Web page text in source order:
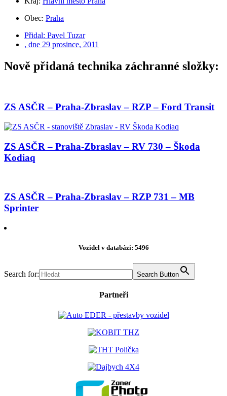
Obec: Praha
Přidal: Pavel Tuzar
, dne 29 prosince, 2011
Nově přidaná technika záchranné složky:
ZS ASČR – Praha-Zbraslav – RZP – Ford Transit
ZS ASČR – Praha-Zbraslav – RV 730 – Škoda
Kodiaq
ZS ASČR – Praha-Zbraslav – RZP 731 – MB
Sprinter
Vozidel v databázi: 5496
Search for: Search Button
Partneři